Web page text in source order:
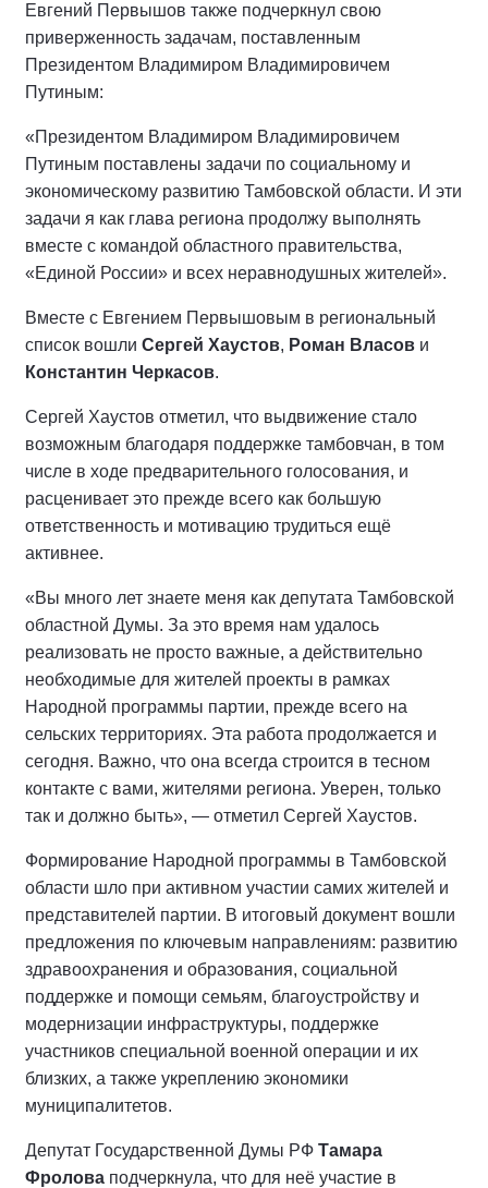
Евгений Первышов также подчеркнул свою
приверженность задачам, поставленным
Президентом Владимиром Владимировичем
Путиным:
«Президентом Владимиром Владимировичем
Путиным поставлены задачи по социальному и
экономическому развитию Тамбовской области. И эти
задачи я как глава региона продолжу выполнять
вместе с командой областного правительства,
«Единой России» и всех неравнодушных жителей».
Вместе с Евгением Первышовым в региональный
список вошли Сергей Хаустов, Роман Власов и
Константин Черкасов.
Сергей Хаустов отметил, что выдвижение стало
возможным благодаря поддержке тамбовчан, в том
числе в ходе предварительного голосования, и
расценивает это прежде всего как большую
ответственность и мотивацию трудиться ещё
активнее.
«Вы много лет знаете меня как депутата Тамбовской
областной Думы. За это время нам удалось
реализовать не просто важные, а действительно
необходимые для жителей проекты в рамках
Народной программы партии, прежде всего на
сельских территориях. Эта работа продолжается и
сегодня. Важно, что она всегда строится в тесном
контакте с вами, жителями региона. Уверен, только
так и должно быть», — отметил Сергей Хаустов.
Формирование Народной программы в Тамбовской
области шло при активном участии самих жителей и
представителей партии. В итоговый документ вошли
предложения по ключевым направлениям: развитию
здравоохранения и образования, социальной
поддержке и помощи семьям, благоустройству и
модернизации инфраструктуры, поддержке
участников специальной военной операции и их
близких, а также укреплению экономики
муниципалитетов.
Депутат Государственной Думы РФ Тамара
Фролова подчеркнула, что для неё участие в